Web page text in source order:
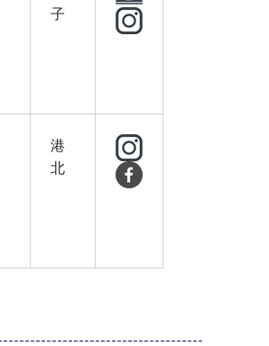
子
港
北